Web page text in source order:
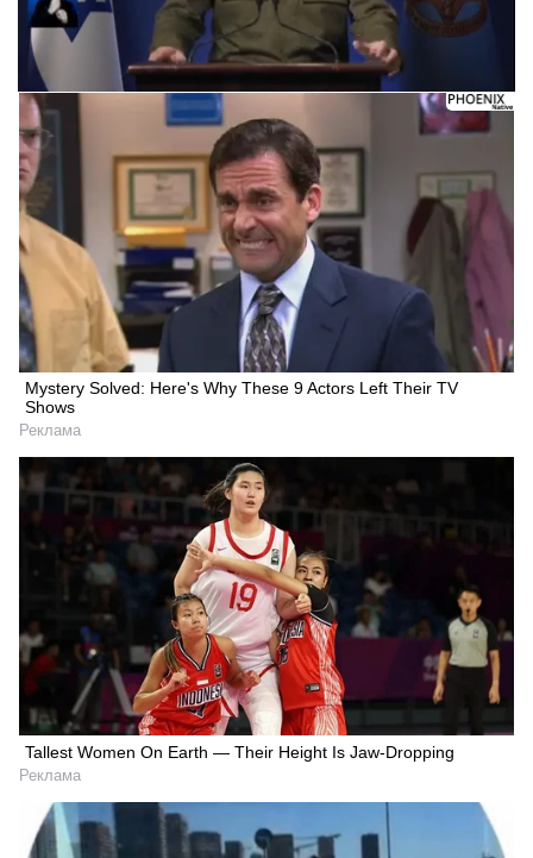
Следующее видео через 5 Отмена
Mystery Solved: Here's Why These 9 Actors Left Their TV
Shows
Реклама
Tallest Women On Earth — Their Height Is Jaw-Dropping
Реклама